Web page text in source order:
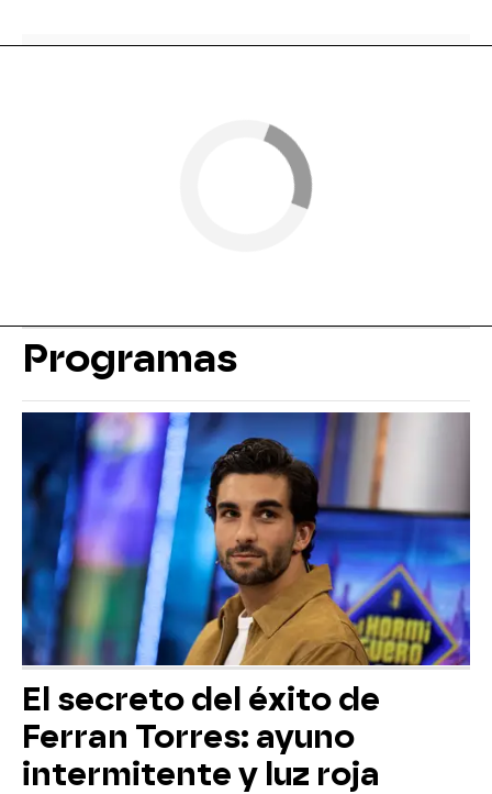
Programas
El secreto del éxito de
Ferran Torres: ayuno
intermitente y luz roja